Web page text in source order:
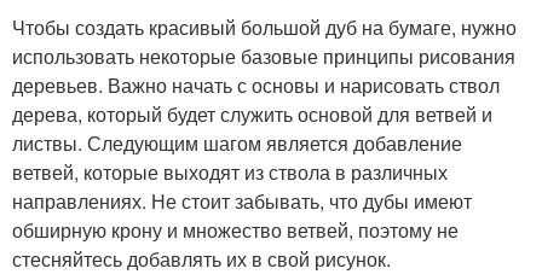
Чтобы создать красивый большой дуб на бумаге, нужно
использовать некоторые базовые принципы рисования
деревьев. Важно начать с основы и нарисовать ствол
дерева, который будет служить основой для ветвей и
листвы. Следующим шагом является добавление
ветвей, которые выходят из ствола в различных
направлениях. Не стоит забывать, что дубы имеют
обширную крону и множество ветвей, поэтому не
стесняйтесь добавлять их в свой рисунок.